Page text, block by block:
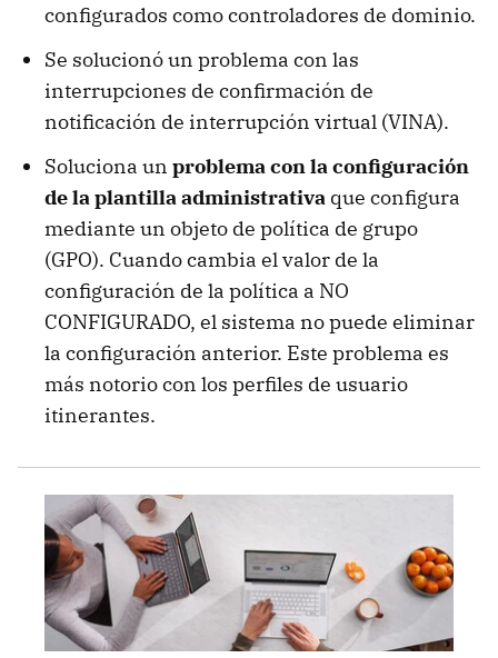
configurados como controladores de dominio.
Se solucionó un problema con las
interrupciones de confirmación de
notificación de interrupción virtual (VINA).
Soluciona un problema con la configuración
de la plantilla administrativa que configura
mediante un objeto de política de grupo
(GPO). Cuando cambia el valor de la
configuración de la política a NO
CONFIGURADO, el sistema no puede eliminar
la configuración anterior. Este problema es
más notorio con los perfiles de usuario
itinerantes.